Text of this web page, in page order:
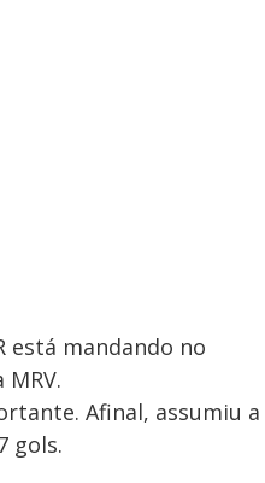
está mandando no
Afinal, assumiu a
gols.